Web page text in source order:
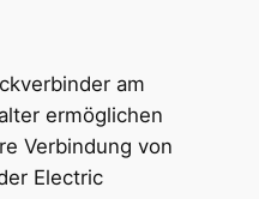
am
ermöglichen
Verbindung von
Electric